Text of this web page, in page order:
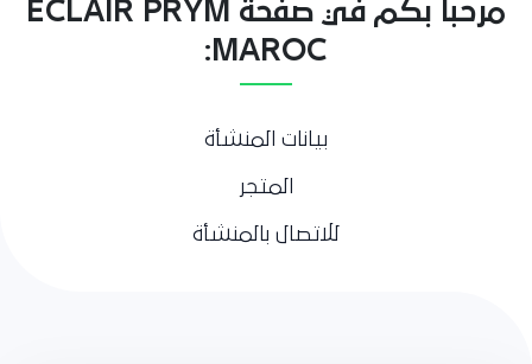
مرحبا بكم في صفحة ECLAIR PRYM
MAROC:
بيانات المنشأة
المتجر
للاتصال بالمنشأة